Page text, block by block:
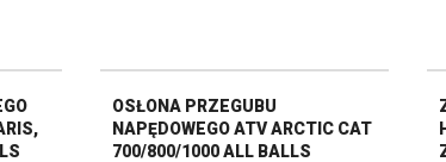
OSŁONA PRZEGUBU
NAPĘDOWEGO ATV ARCTIC CAT
700/800/1000 ALL BALLS